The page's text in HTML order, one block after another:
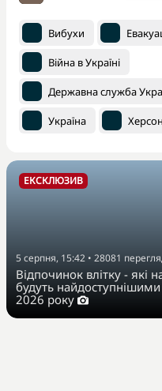
Вибухи
Війна в Україні
Державна служба
Україна Херсон
ЕКСКЛЮЗИВ
5 серпня, 15:42 • 28081
Відпочинок влітку - які
будуть найдоступнішими
2026 року